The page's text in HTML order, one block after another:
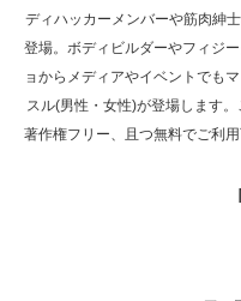
た（6/8
ディハッカーメンバーや筋肉紳
登場。ボディビルダーやフィジ
ョからメディアやイベントでも
スル(男性・女性)が登場します
著作権フリー、且つ無料でご利